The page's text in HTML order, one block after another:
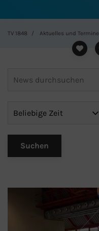
TV 1848 Aktuelles und Termine